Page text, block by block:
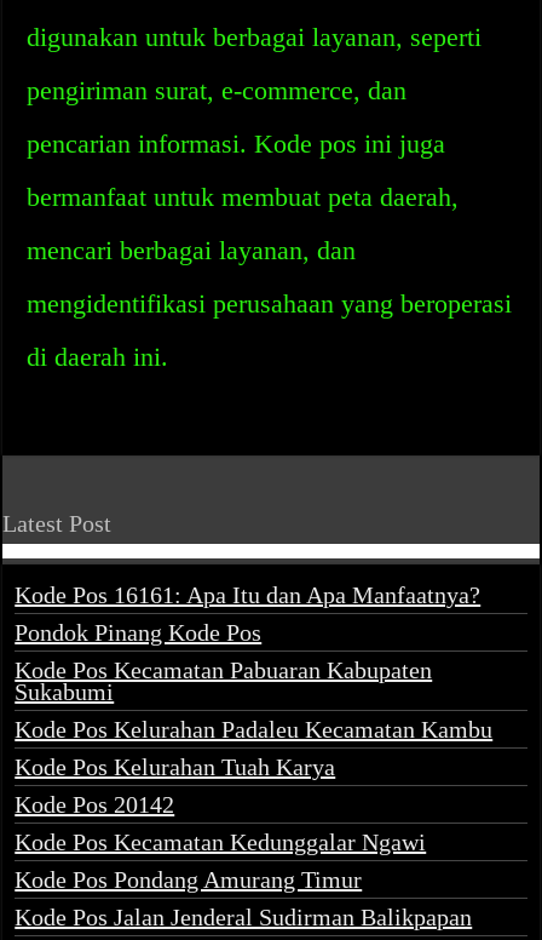
digunakan untuk berbagai layanan, seperti
pengiriman surat, e-commerce, dan
pencarian informasi. Kode pos ini juga
bermanfaat untuk membuat peta daerah,
mencari berbagai layanan, dan
mengidentifikasi perusahaan yang beroperasi
di daerah ini.
Latest Post
Kode Pos 16161: Apa Itu dan Apa Manfaatnya?
Pondok Pinang Kode Pos
Kode Pos Kecamatan Pabuaran Kabupaten
Sukabumi
Kode Pos Kelurahan Padaleu Kecamatan Kambu
Kode Pos Kelurahan Tuah Karya
Kode Pos 20142
Kode Pos Kecamatan Kedunggalar Ngawi
Kode Pos Pondang Amurang Timur
Kode Pos Jalan Jenderal Sudirman Balikpapan